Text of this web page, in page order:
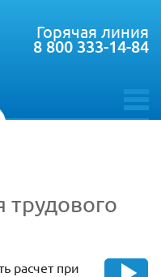
toggle
Горячая линия
8 800 333-14-84
расчет при